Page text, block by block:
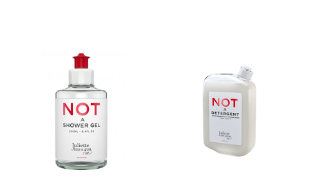
verlanglijst
Voeg
verlanglijst